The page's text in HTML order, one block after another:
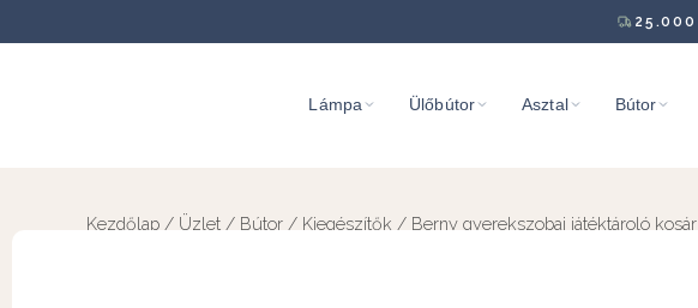
25.000
Lámpa Ülőbútor Asztal Bútor
Kezdőlap / Üzlet / Bútor / Kiegészítők / Berny gyerekszobai játéktároló kosár